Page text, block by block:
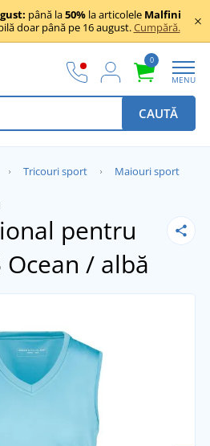
până la50% la articolele Malfini
doar până pe 16 august.Cumpără.
0
MENU
CAUTĂ
Tricouri sport Maiouri sport
pentru
Ocean / albă